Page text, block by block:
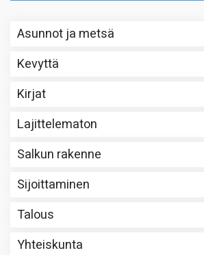
Asunnot ja metsä
Kevyttä
Kirjat
Lajittelematon
Salkun rakenne
Sijoittaminen
Talous
Yhteiskunta